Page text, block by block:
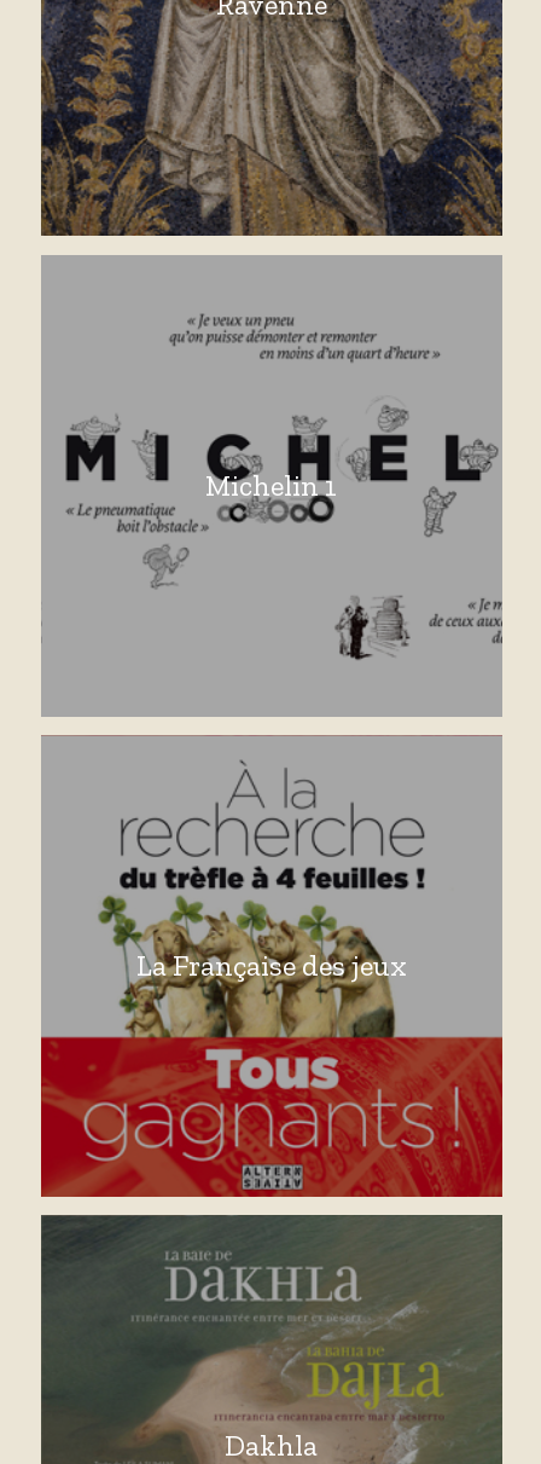
Michelin 1
La Française des jeux
Dakhla